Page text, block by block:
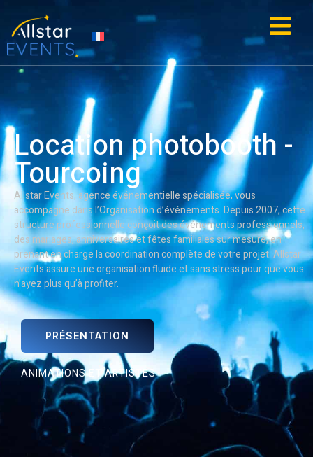
principal
ACTUALITÉS
Location photobooth -
Tourcoing
Allstar Events, agence événementielle spécialisée, vous
accompagne dans l’Organisation d’événements. Depuis 2007, cette
structure professionnelle conçoit des événements professionnels,
des mariages, anniversaires et fêtes familiales sur mesure, en
prenant en charge la coordination complète de votre projet. Allstar
Events assure une organisation fluide et sans stress pour que vous
n’ayez plus qu’à profiter.
PRÉSENTATION
ANIMATIONS ET ARTISTES